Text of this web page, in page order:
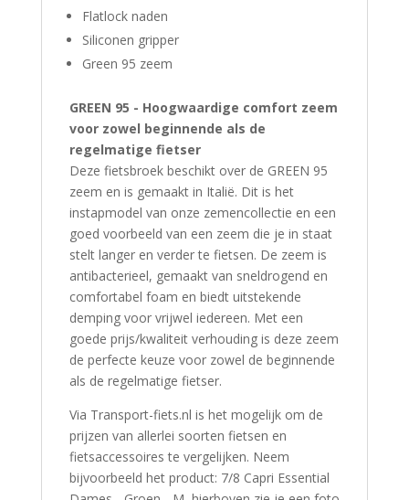
Flatlock naden
Siliconen gripper
Green 95 zeem
GREEN 95 - Hoogwaardige comfort zeem
voor zowel beginnende als de
regelmatige fietser
Deze fietsbroek beschikt over de GREEN 95
zeem en is gemaakt in Italië. Dit is het
instapmodel van onze zemencollectie en een
goed voorbeeld van een zeem die je in staat
stelt langer en verder te fietsen. De zeem is
antibacterieel, gemaakt van sneldrogend en
comfortabel foam en biedt uitstekende
demping voor vrijwel iedereen. Met een
goede prijs/kwaliteit verhouding is deze zeem
de perfecte keuze voor zowel de beginnende
als de regelmatige fietser.
Via Transport-fiets.nl is het mogelijk om de
prijzen van allerlei soorten fietsen en
fietsaccessoires te vergelijken. Neem
bijvoorbeeld het product: 7/8 Capri Essential